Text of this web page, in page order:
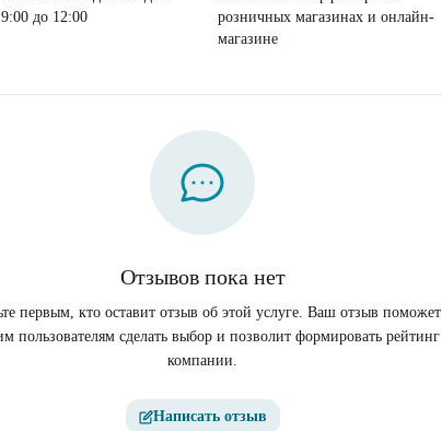
до 12:00
розничных магазинах и онлайн-
магазине
Отзывов пока нет
первым, кто оставит отзыв об этой услуге. Ваш отзыв поможет
пользователям сделать выбор и позволит формировать рейтинг
компании.
Написать отзыв